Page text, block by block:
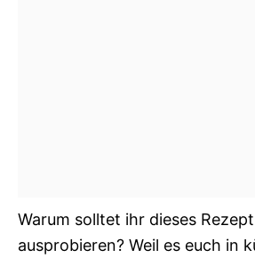
Warum solltet ihr dieses
ausprobieren? Weil es euch in